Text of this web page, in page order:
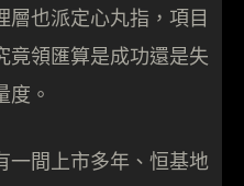
層也派定心丸指，項目
竟領匯算是成功還是失
度。
一間上市多年、恒基地